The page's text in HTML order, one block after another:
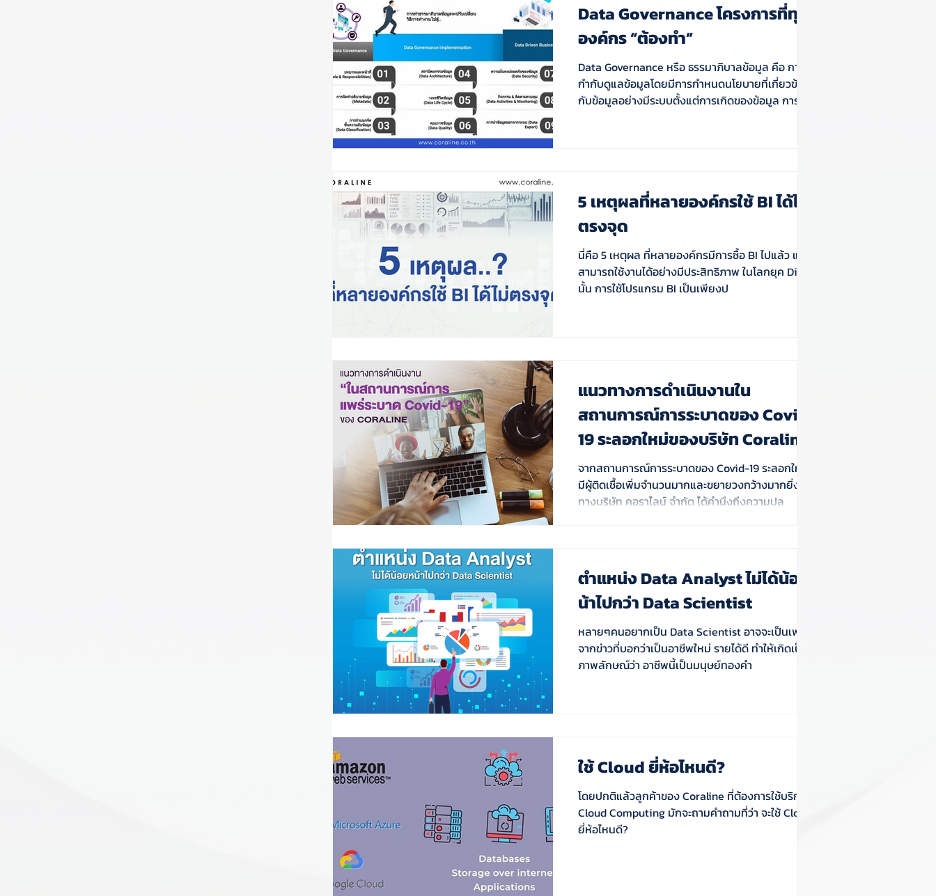
Data Governance โครงการที่ทุก
องค์กร “ต้องทำ”
Data Governance หรือ ธรรมาภิบาลข้อมูล คือ การ
กำกับดูแลข้อมูลโดยมีการกำหนดนโยบายที่เกี่ยวข้อง
กับข้อมูลอย่างมีระบบตั้งแต่การเกิดของข้อมูล การจ
5 เหตุผลที่หลายองค์กรใช้ BI ได้ไม่
ตรงจุด
นี่คือ 5 เหตุผล ที่หลายองค์กรมีการซื้อ BI ไปแล้ว แต่ไม่
สามารถใช้งานได้อย่างมีประสิทธิภาพ ในโลกยุค Digital
นั้น การใช้โปรแกรม BI เป็นเพียงป
แนวทางการดำเนินงานใน
สถานการณ์การระบาดของ Covid-
19 ระลอกใหม่ของบริษัท Coraline
จากสถานการณ์การระบาดของ Covid-19 ระลอกใหม่ ที่
มีผู้ติดเชื้อเพิ่มจำนวนมากและขยายวงกว้างมากยิ่งขึ้น
ทางบริษัท คอราไลน์ จำกัด ได้คำนึงถึงความปล
ตำแหน่ง Data Analyst ไม่ได้น้อยห
น้าไปกว่า Data Scientist
หลายๆคนอยากเป็น Data Scientist อาจจะเป็นเพราะ
จากข่าวที่บอกว่าเป็นอาชีพใหม่ รายได้ดี ทำให้เกิดเป็น
ภาพลักษณ์ว่า อาชีพนี้เป็นมนุษย์ทองคำ
ใช้ Cloud ยี่ห้อไหนดี?
โดยปกติแล้วลูกค้าของ Coraline ที่ต้องการใช้บริการ
Cloud Computing มักจะถามคำถามที่ว่า จะใช้ Cloud
ยี่ห้อไหนดี?